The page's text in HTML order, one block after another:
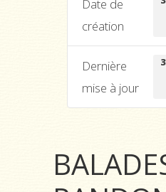
Date de
création
Dernière
mise à jour